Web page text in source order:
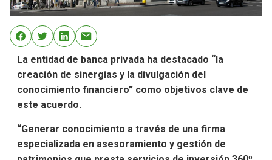
La entidad de banca privada ha destacado “la
creación de sinergias y la divulgación del
conocimiento financiero” como objetivos clave de
este acuerdo.
“Generar conocimiento a través de una firma
especializada en asesoramiento y gestión de